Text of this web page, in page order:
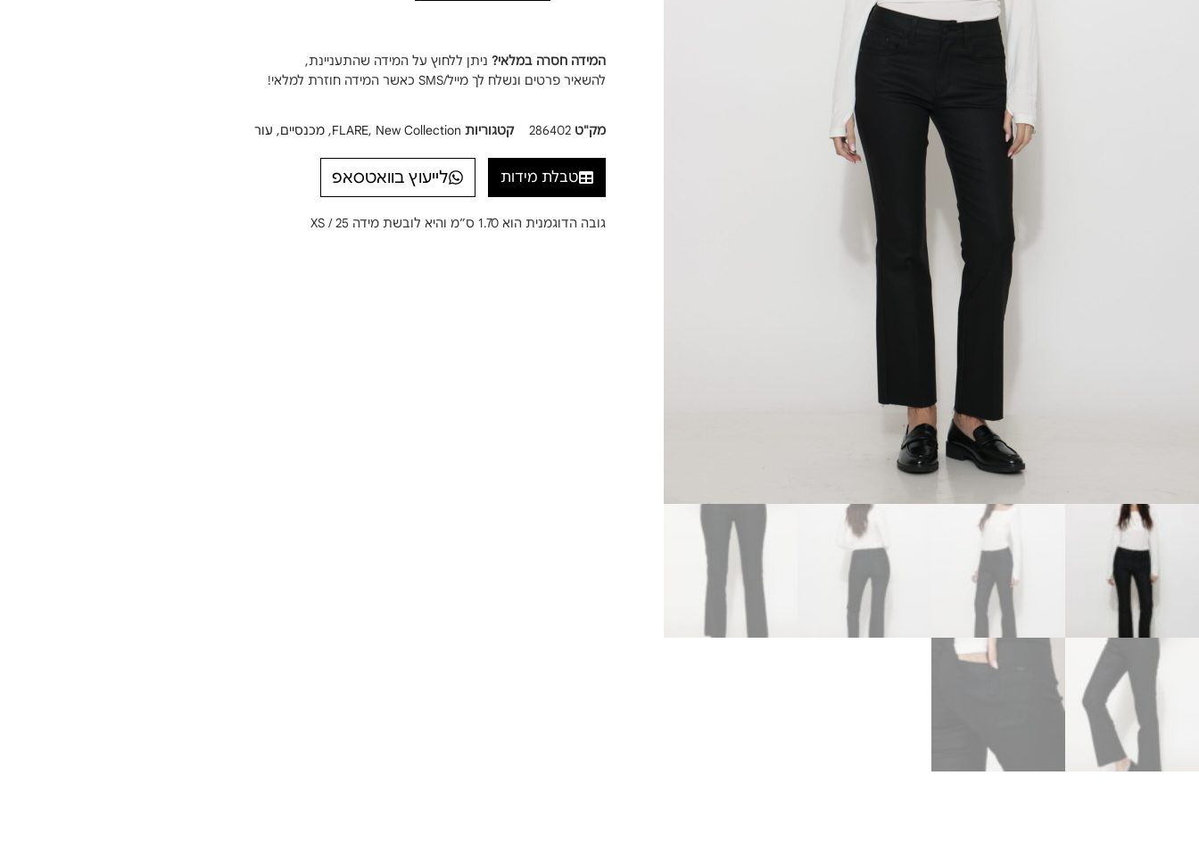
המידה חסרה במלאי? ניתן ללחוץ על המידה שהתעניינת,
להשאיר פרטים ונשלח לך מייל/SMS כאשר המידה חוזרת למלאי!
מק"ט 286402 קטגוריות FLARE, New Collection
, מכנסיים, עור
טבלת מידות לייעוץ בוואטסאפ
גובה הדוגמנית הוא 1.70 ס”מ והיא לובשת מידה XS / 25